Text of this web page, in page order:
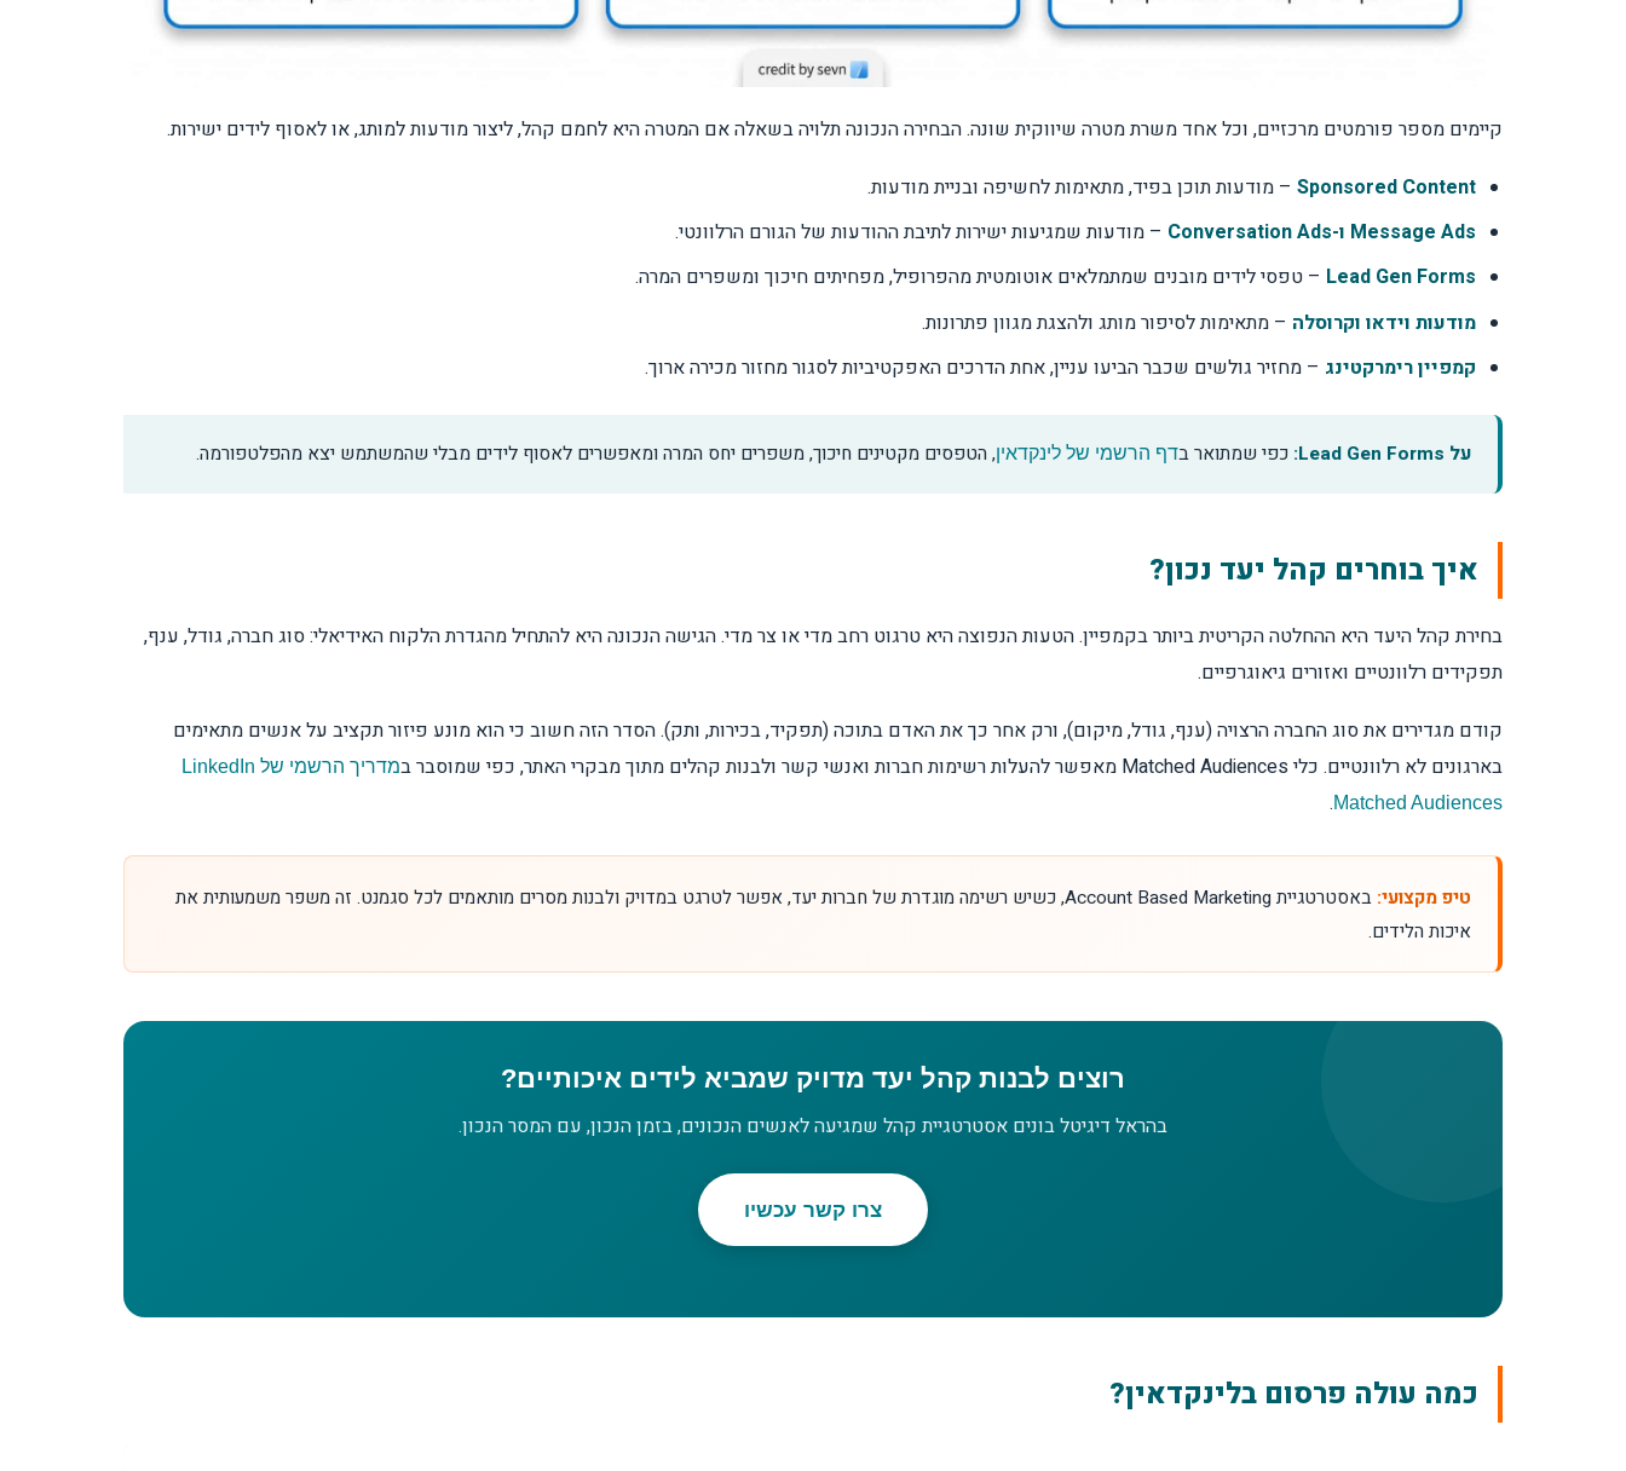
קיימים מספר פורמטים מרכזיים, וכל אחד משרת מטרה שיווקית שונה. הבחירה הנכונה תלויה בשאלה אם המטרה היא לחמם קהל, ליצור מודעות למותג, או לאסוף לידים ישירות.
Sponsored Content – מודעות תוכן בפיד, מתאימות לחשיפה ובניית מודעות.
Message Ads ו-Conversation Ads
– מודעות שמגיעות ישירות לתיבת ההודעות של הגורם הרלוונטי.
Lead Gen Forms – טפסי לידים מובנים שמתמלאים אוטומטית מהפרופיל, מפחיתים חיכוך ומשפרים המרה.
מודעות וידאו וקרוסלה – מתאימות לסיפור מותג ולהצגת מגוון פתרונות.
קמפיין רימרקטינג – מחזיר גולשים שכבר הביעו עניין, אחת הדרכים האפקטיביות לסגור מחזור מכירה ארוך.
על Lead Gen Forms: כפי שמתואר בדף הרשמי של לינקדאין, הטפסים מקטינים חיכוך, משפרים יחס המרה ומאפשרים לאסוף לידים מבלי שהמשתמש יצא מהפלטפורמה.
איך בוחרים קהל יעד נכון?
בחירת קהל היעד היא ההחלטה הקריטית ביותר בקמפיין. הטעות הנפוצה היא טרגוט רחב מדי או צר מדי. הגישה הנכונה היא להתחיל מהגדרת הלקוח האידיאלי: סוג חברה, גודל, ענף,
תפקידים רלוונטיים ואזורים גיאוגרפיים.
קודם מגדירים את סוג החברה הרצויה (ענף, גודל, מיקום), ורק אחר כך את האדם בתוכה (תפקיד, בכירות, ותק). הסדר הזה חשוב כי הוא מונע פיזור תקציב על אנשים מתאימים
בארגונים לא רלוונטיים. כלי Matched Audiences מאפשר להעלות רשימות חברות ואנשי קשר ולבנות קהלים מתוך מבקרי האתר, כפי שמוסבר ב
מדריך הרשמי של LinkedIn
Matched Audiences
.
טיפ מקצועי:
באסטרטגיית Account Based Marketing, כשיש רשימה מוגדרת של חברות יעד, אפשר לטרגט במדויק ולבנות מסרים מותאמים לכל סגמנט. זה משפר משמעותית את
איכות הלידים.
רוצים לבנות קהל יעד מדויק שמביא לידים איכותיים?
בהראל דיגיטל בונים אסטרטגיית קהל שמגיעה לאנשים הנכונים, בזמן הנכון, עם המסר הנכון.
צרו קשר עכשיו
כמה עולה פרסום בלינקדאין?